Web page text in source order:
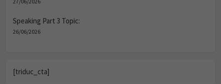
Speaking Part 3 Topic:
26/06/2026
[triduc_cta]